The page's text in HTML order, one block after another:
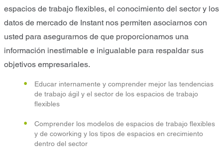
espacios de trabajo flexibles, el conocimiento del sector y los
datos de mercado de Instant nos permiten asociarnos con
usted para asegurarnos de que proporcionamos una
información inestimable e inigualable para respaldar sus
objetivos empresariales.
Educar internamente y comprender mejor las tendencias
de trabajo ágil y el sector de los espacios de trabajo
flexibles
Comprender los modelos de espacios de trabajo flexibles
y de coworking y los tipos de espacios en crecimiento
dentro del sector